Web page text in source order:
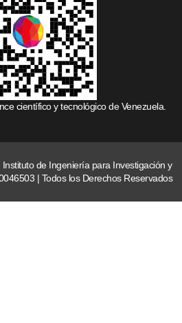
científico y tecnológico de Venezuela.
de Ingeniería para Investigación y
| Todos los Derechos Reservados